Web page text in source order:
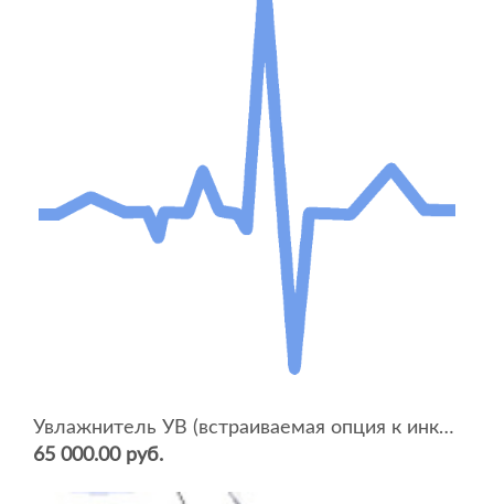
Увлажнитель УВ (встраиваемая опция к инкубатору ИДН-02 для сервоконтроля и регулирования влажности)
65 000.00 руб.